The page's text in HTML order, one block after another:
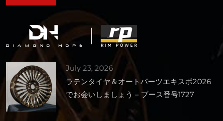
July 23, 2026
ラテンタイヤ＆オートパーツエキスポ2026
でお会いしましょう – ブース番号1727